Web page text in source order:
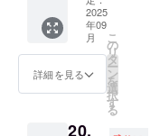
日長岡
の夜空
から世
界へ向
けフェ
ます。
スを全
面にデ
ザイン
したタ
オルに
なりま
人ネッ
2025
年09
月
詳細を見る
こ
の
リ
タ
ー
ン
を
選
択
す
る
20,